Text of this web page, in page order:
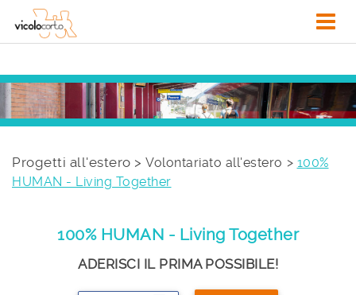
Progetti all'estero > Volontariato all'estero
100%
HUMAN - Living Together
100% HUMAN - Living Together
ADERISCI IL PRIMA POSSIBILE!